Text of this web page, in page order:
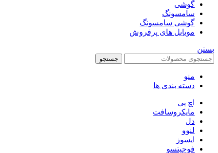
گوشی
سامسونگ
گوشی سامسونگ
موبایل های پرفروش
بستن
جستجو
منو
دسته بندی ها
اچ پی
مایکروسافت
دل
لنوو
ایسوز
فوجیتسو